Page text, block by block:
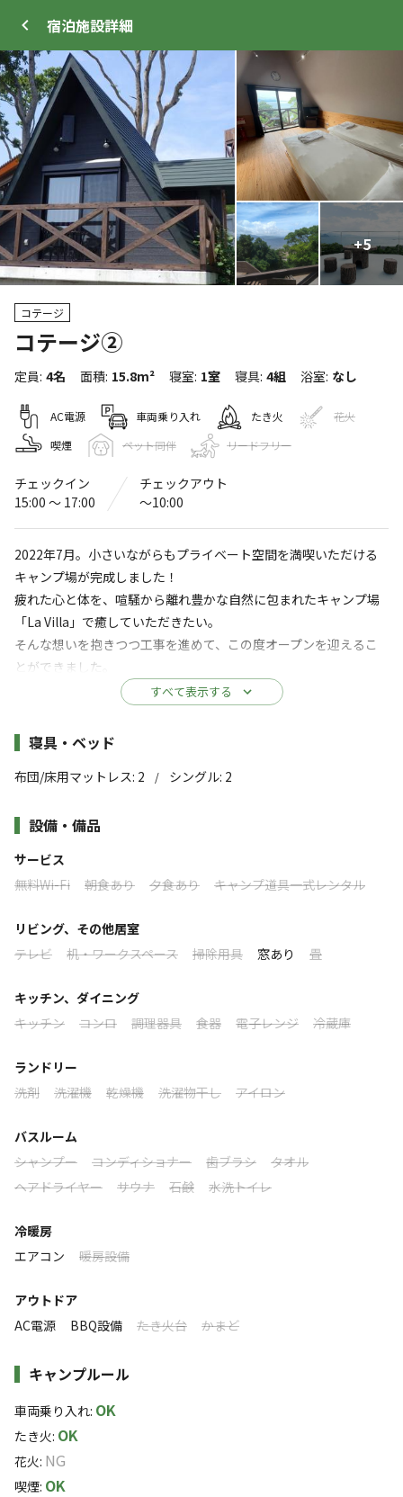
宿泊施設詳細
+5
コテージ
コテージ②
定員: 4名 面積: 15.8m² 寝室: 1室 寝具: 4組 浴室: なし
AC電源 車両乗り入れ たき火
花火
喫煙
ペット同伴 リードフリー
チェックイン
15:00 〜 17:00
チェックアウト
〜10:00
2022年7月。小さいながらもプライベート空間を満喫いただける
キャンプ場が完成しました！
疲れた心と体を、喧騒から離れ豊かな自然に包まれたキャンプ場
「La Villa」で癒していただきたい。
そんな想いを抱きつつ工事を進めて、この度オープンを迎えるこ
とができました。
ゆっくりと流れる時間の中で心が和むひと時を過ごしていたくこ
ぜひお楽しみください。
～プライベートな空間で心休まる時間～
お食事等はお近くのお店でご準備をお願いいたします。
【料金】
コテージ(1泊)
3名様以上から3,300円（税込）/1名
※未就学児は無料となります。人数カウントせずにご予約を進め
※利用料金は、時期によって変動いたします。詳細はカレンダー
にてご確認ください。
【その他料金】
⚫ その他の利用料金【グラウンド利用料・入浴料・薪】などの料
場合は、事前に直接ご連絡をお願い致します。
すべて表示する
施設詳細
寝具・ベッド
布団/床用マットレス: 2 / シングル: 2
設備・備品
サービス
無料Wi-Fi
朝食あり 夕食あり キャンプ道具一式レンタル
リビング、その他居室
テレビ
机・ワークスペース 掃除用具 窓あり 畳
キッチン、ダイニング
キッチン
コンロ 調理器具 食器 電子レンジ 冷蔵庫
ランドリー
洗剤
洗濯機 乾燥機 洗濯物干し アイロン
バスルーム
シャンプー
コンディショナー 歯ブラシ
タオル
ヘアドライヤー
サウナ 石鹸 水洗トイレ
冷暖房
エアコン
暖房設備
アウトドア
AC電源
BBQ設備 たき火台 かまど
キャンプルール
車両乗り入れ: OK
たき火: OK
花火: NG
喫煙: OK
+17
サイト・宿泊施設
LaVilla
4.7 （ 8件）
〒869-3602 上天草市
大矢野町上598−1
Googleマップで見る
水洗トイレ コインランドリー
駐車場
※詳しくは「キャンプ場情報」をご確認ください。
プライベートな空間で心休まる時間
ご家族やご友人と普段できないような話をしたくなる場
所。喧騒から離れ、ゆったりとした時間をお過ごしくださ
コテージ内はエアコン、簡易寝具を2セットご用意してい
ます。
近隣施設に「スパ・タラソ天草」がございます。温泉施設
で日帰り入浴（有料）が利用できます。
このキャンプ場の特徴
高台
雰囲気
まったり
落ち着く
利用者層
#カップルにおすすめ #ファミリーにおすすめ